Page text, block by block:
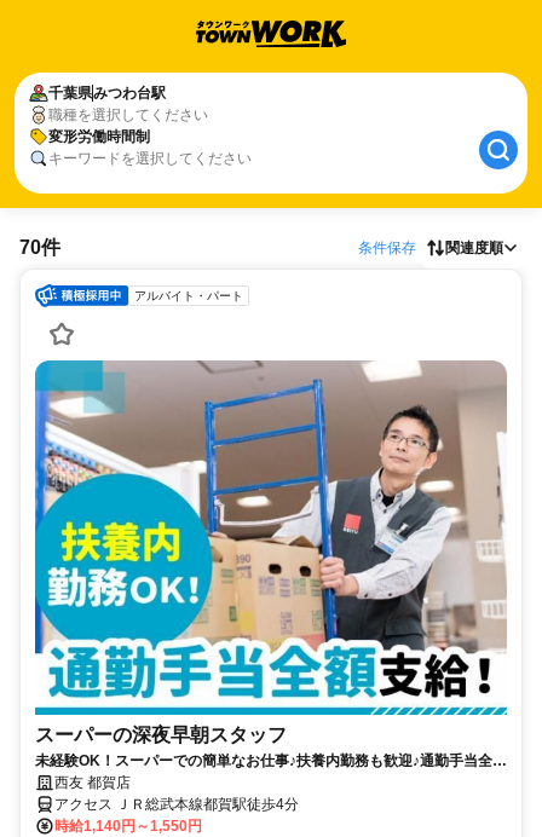
千葉県みつわ台駅
職種を選択してください
変形労働時間制
キーワードを選択してください
70件 条件保存 関連度順
アルバイト・パート
スーパーの深夜早朝スタッフ
未経験OK！スーパーでの簡単なお仕事♪扶養内勤務も歓迎♪通勤手当全額
支給／社員買物割引有
西友 都賀店
アクセス ＪＲ総武本線都賀駅徒歩4分
時給1,140円～1,550円